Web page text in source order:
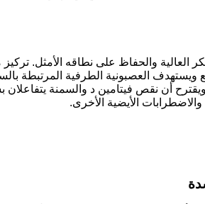
العالية والحفاظ على نطاقه الأمثل.
ويستهدف العصبونية الطرفية المرتبطة
أن نقص فيتامين د والسمنة يتفاعلان
الأيضية الأخرى.